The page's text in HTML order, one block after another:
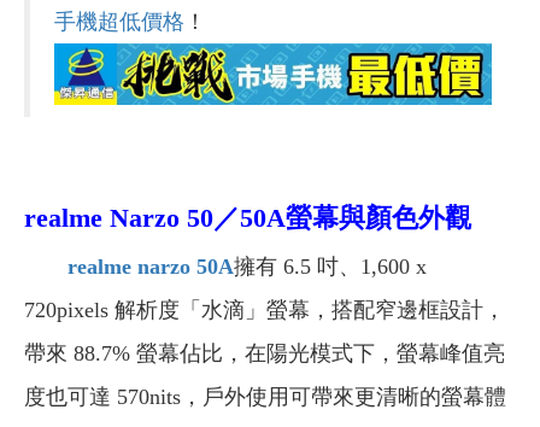
手機超低價格 ！
realme Narzo 50／50A螢幕與顏色外觀
realme narzo 50A擁有 6.5 吋、1,600 x
720pixels 解析度「水滴」螢幕，搭配窄邊框設計，
帶來 88.7% 螢幕佔比，在陽光模式下，螢幕峰值亮
度也可達 570nits，戶外使用可帶來更清晰的螢幕體